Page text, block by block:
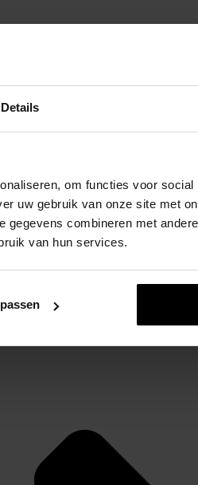
Details
om functies voor
uw gebruik van onze site met
combineren met
van hun services.
Levertijd: 2-7 werkdagen